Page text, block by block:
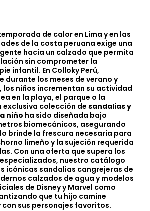
de calor en Lima y en las
de la costa peruana exige una
hacia un calzado que permita
sin comprometer la
infantil. En Colloky Perú,
durante los meses de verano y
los niños incrementan su actividad
en la playa, el parque o la
exclusiva colección de sandalias y
niño ha sido diseñada bajo
biomecánicos, asegurando
brinde la frescura necesaria para
limeño y la sujeción requerida
Con una oferta que supera los
nuestro catálogo
icónicas sandalias cangrejeras de
calzados de agua y modelos
de Disney y Marvel como
que tu hijo camine
con sus personajes favoritos.